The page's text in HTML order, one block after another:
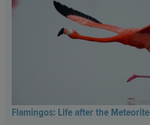
Flamingos: Life after the Meteorite